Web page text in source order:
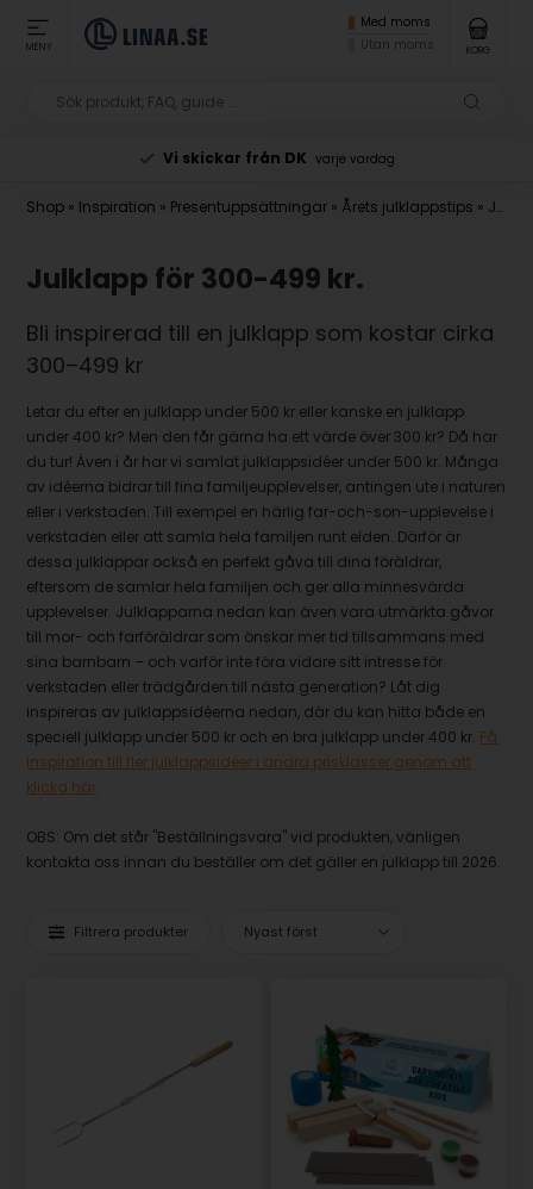
MENY
Med moms
Utan moms
KORG
Vi skickar från DK varje vardag
Shop » Inspiration » Presentuppsättningar » Årets julklappstips » Julklapp för 300-499 kr.
Julklapp för 300-499 kr.
Bli inspirerad till en julklapp som kostar cirka
300–499 kr
Letar du efter en julklapp under 500 kr eller kanske en julklapp
under 400 kr? Men den får gärna ha ett värde över 300 kr? Då har
du tur! Även i år har vi samlat julklappsidéer under 500 kr. Många
av idéerna bidrar till fina familjeupplevelser, antingen ute i naturen
eller i verkstaden. Till exempel en härlig far-och-son-upplevelse i
verkstaden eller att samla hela familjen runt elden. Därför är
dessa julklappar också en perfekt gåva till dina föräldrar,
eftersom de samlar hela familjen och ger alla minnesvärda
upplevelser. Julklapparna nedan kan även vara utmärkta gåvor
till mor- och farföräldrar som önskar mer tid tillsammans med
sina barnbarn – och varför inte föra vidare sitt intresse för
verkstaden eller trädgården till nästa generation? Låt dig
inspireras av julklappsidéerna nedan, där du kan hitta både en
speciell julklapp under 500 kr och en bra julklapp under 400 kr. Få
inspiration till fler julklappsidéer i andra prisklasser genom att
klicka här
OBS: Om det står "Beställningsvara" vid produkten, vänligen
kontakta oss innan du beställer om det gäller en julklapp till 2026.
Filtrera produkter